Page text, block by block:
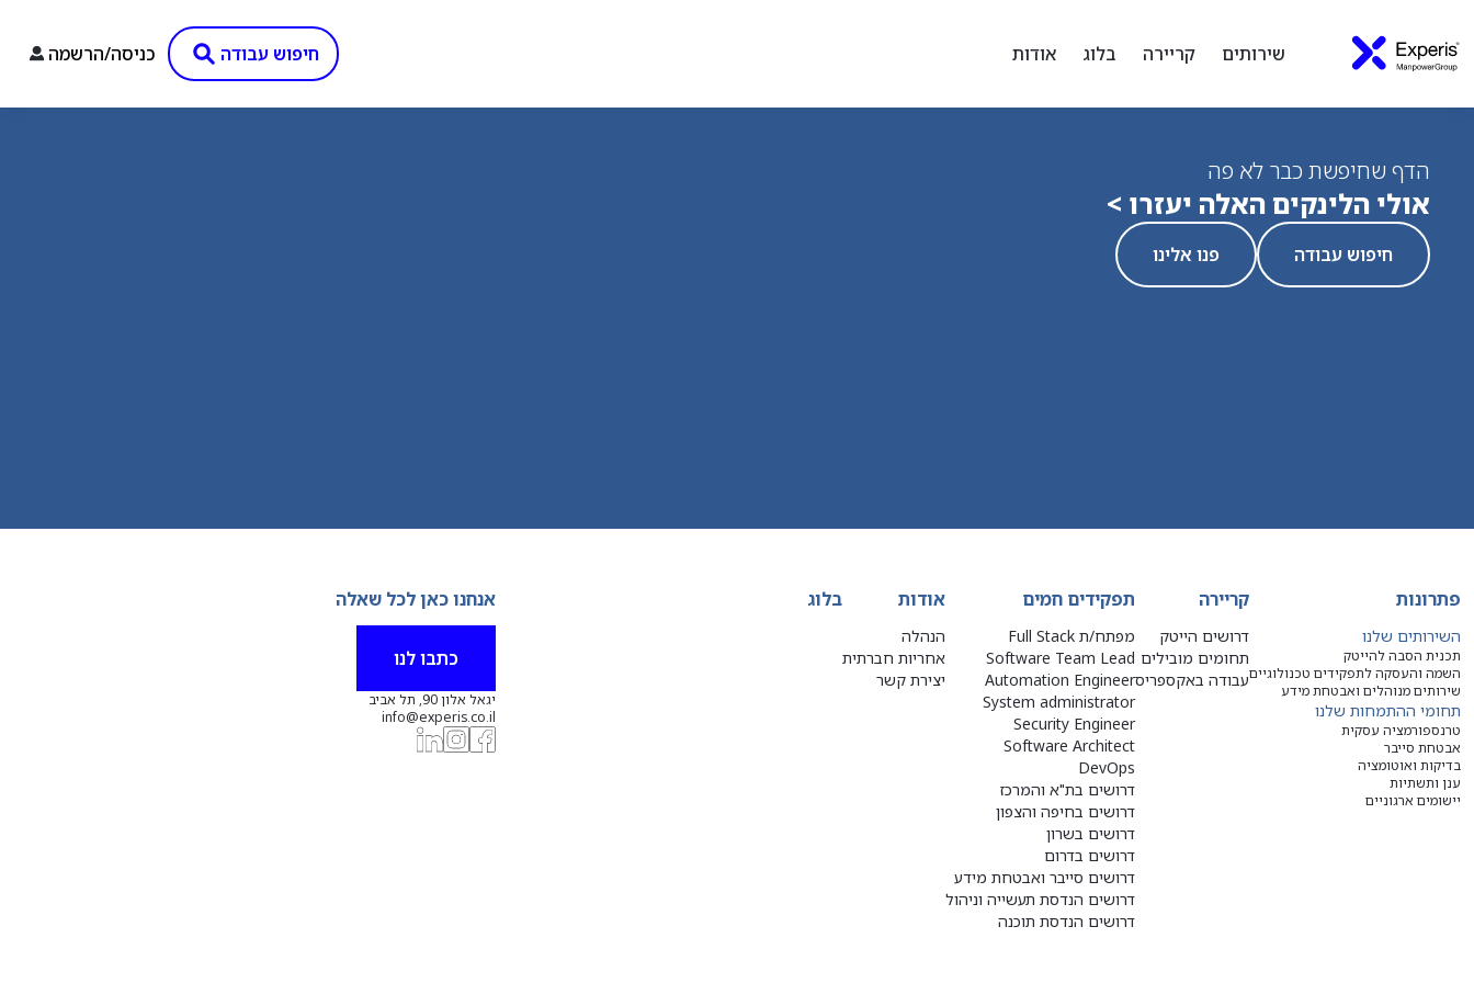
שירותים קריירה בלוג אודות חיפוש עבודה כניסה/הרשמה
הדף שחיפשת כבר לא פה
אולי הלינקים האלה יעזרו >
חיפוש עבודה פנו אלינו
פתרונות
השירותים שלנו
תכנית הסבה להייטק
השמה והעסקה לתפקידים טכנולוגיים
שירותים מנוהלים ואבטחת מידע
תחומי ההתמחות שלנו
טרנספורמציה עסקית
אבטחת סייבר
בדיקות ואוטומציה
ענן ותשתיות
יישומים ארגוניים
קריירה
דרושים הייטק
תחומים מובילים
עבודה באקספריס
תפקידים חמים
מפתח/ת Full Stack
Software Team Lead
Automation Engineer
System administrator
Security Engineer
Software Architect
DevOps
דרושים בת"א והמרכז
דרושים בחיפה והצפון
דרושים בשרון
דרושים בדרום
דרושים סייבר ואבטחת מידע
דרושים הנדסת תעשייה וניהול
דרושים הנדסת תוכנה
אודות
הנהלה
אחריות חברתית
יצירת קשר
בלוג אנחנו כאן לכל שאלה
כתבו לנו
יגאל אלון 90, תל אביב
info@experis.co.il